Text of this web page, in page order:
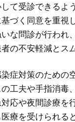
て受診できるよ
づく同意を重視
いな問診が行われ
の不安軽減とス
染症対策のための
工夫や手指消毒
応や夜間診療を
療を受けられる